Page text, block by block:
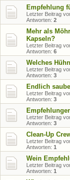
Empfehlung
Letzter Beitrag
Antworten: 2
Mehr als
Kapseln?
Letzter Beitrag
Antworten: 6
Welches
Letzter Beitrag
Antworten: 3
Endlich
Letzter Beitrag
Antworten: 3
Letzter Beitrag
Antworten: 3
Clean-Up
Letzter Beitrag
Antworten: 1
Wein
Letzter Beitrag
Antworten: 1